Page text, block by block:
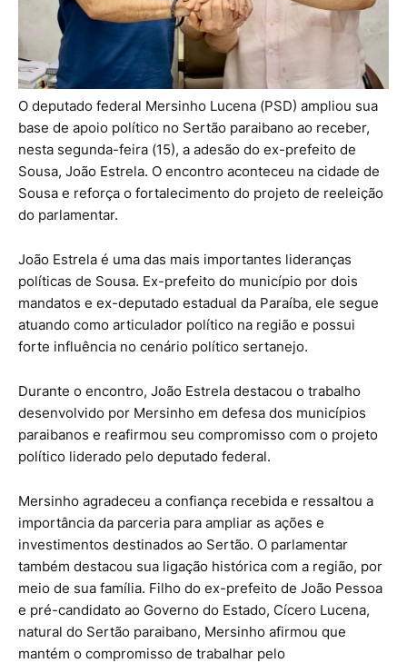
O deputado federal Mersinho Lucena (PSD) ampliou sua
base de apoio político no Sertão paraibano ao receber,
nesta segunda-feira (15), a adesão do ex-prefeito de
Sousa, João Estrela. O encontro aconteceu na cidade de
Sousa e reforça o fortalecimento do projeto de reeleição
do parlamentar.
João Estrela é uma das mais importantes lideranças
políticas de Sousa. Ex-prefeito do município por dois
mandatos e ex-deputado estadual da Paraíba, ele segue
atuando como articulador político na região e possui
forte influência no cenário político sertanejo.
Durante o encontro, João Estrela destacou o trabalho
desenvolvido por Mersinho em defesa dos municípios
paraibanos e reafirmou seu compromisso com o projeto
político liderado pelo deputado federal.
Mersinho agradeceu a confiança recebida e ressaltou a
importância da parceria para ampliar as ações e
investimentos destinados ao Sertão. O parlamentar
também destacou sua ligação histórica com a região, por
meio de sua família. Filho do ex-prefeito de João Pessoa
e pré-candidato ao Governo do Estado, Cícero Lucena,
natural do Sertão paraibano, Mersinho afirmou que
mantém o compromisso de trabalhar pelo